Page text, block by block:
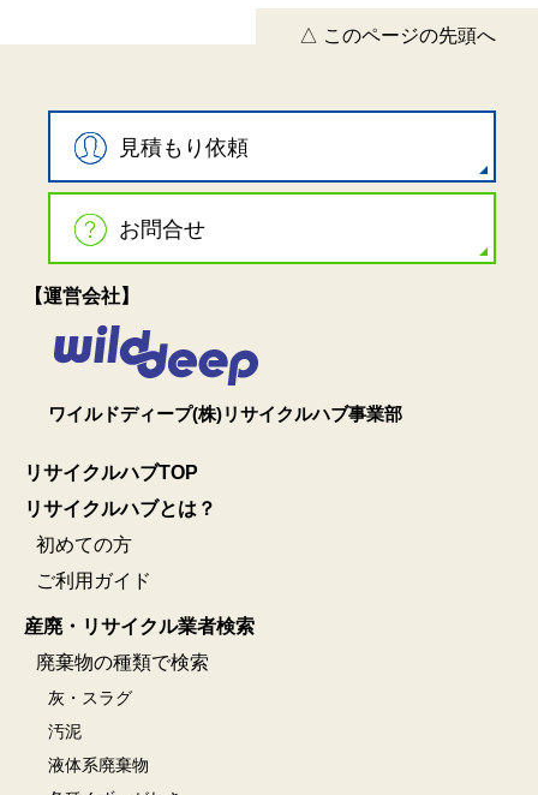
△ このページの先頭へ
見積もり依頼
お問合せ
【運営会社】
ワイルドディープ(株)リサイクルハブ事業部
リサイクルハブTOP
リサイクルハブとは？
初めての方
ご利用ガイド
産廃・リサイクル業者検索
廃棄物の種類で検索
灰・スラグ
汚泥
液体系廃棄物